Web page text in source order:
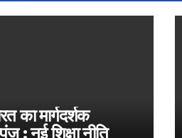
का मार्गदर्शक
: नई शिक्षा नीति